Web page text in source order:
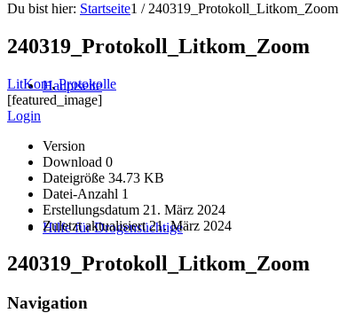
Hauptseite
Hilfe für Drogensüchtige
Du bist hier: Startseite1 / 240319_Protokoll_Litkom_Zoom
240319_Protokoll_Litkom_Zoom
LitKom,Protokolle
[featured_image]
Login
Version
Download 0
Dateigröße 34.73 KB
Datei-Anzahl 1
Erstellungsdatum 21. März 2024
Zuletzt aktualisiert21. März 2024
240319_Protokoll_Litkom_Zoom
Navigation